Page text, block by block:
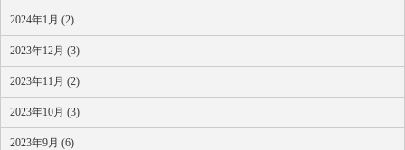
2024年1月 (2)
2023年12月 (3)
2023年11月 (2)
2023年10月 (3)
2023年9月 (6)